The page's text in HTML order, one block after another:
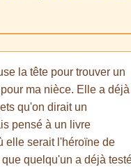
la tête pour trouver un
ma nièce. Elle a déjà
qu'on dirait un
pensé à un livre
elle serait l'héroïne de
que quelqu'un a déjà